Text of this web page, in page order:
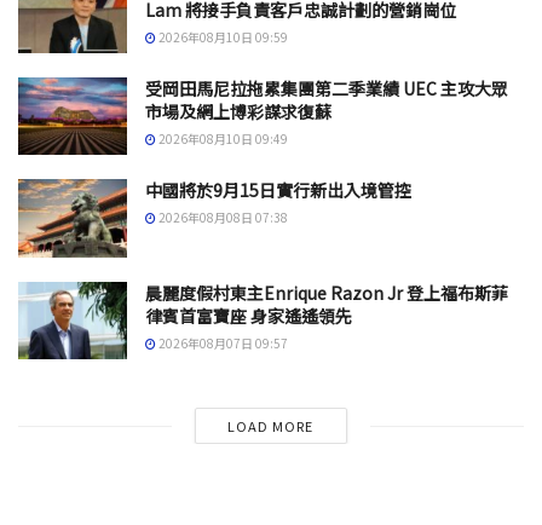
Lam 將接手負責客戶忠誠計劃的營銷崗位
2026年08月10日 09:59
受岡田馬尼拉拖累集團第二季業績 UEC 主攻大眾
市場及網上博彩謀求復蘇
2026年08月10日 09:49
中國將於9月15日實行新出入境管控
2026年08月08日 07:38
晨麗度假村東主Enrique Razon Jr 登上福布斯菲
律賓首富寶座 身家遙遙領先
2026年08月07日 09:57
LOAD MORE